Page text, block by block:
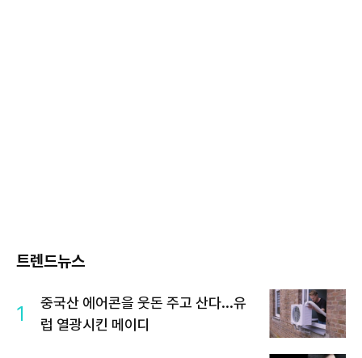
트렌드뉴스
1
중국산 에어콘을 웃돈 주고 산다...유
럽 열광시킨 메이디